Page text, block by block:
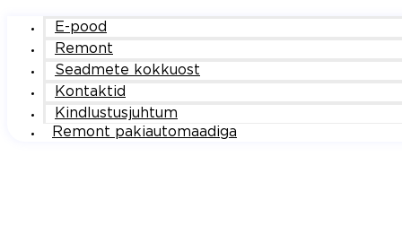
E-pood
Remont
Seadmete kokkuost
Kontaktid
Kindlustusjuhtum
Remont pakiautomaadiga